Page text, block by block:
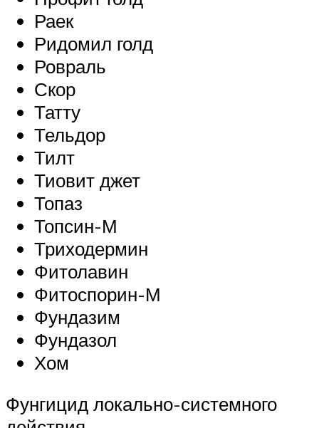
Раек
Ридомил голд
Ровраль
Скор
Татту
Тельдор
Тилт
Тиовит джет
Топаз
Топсин-М
Триходермин
Фитолавин
Фитоспорин-М
Фундазим
Фундазол
Хом
Фунгицид локально-системного